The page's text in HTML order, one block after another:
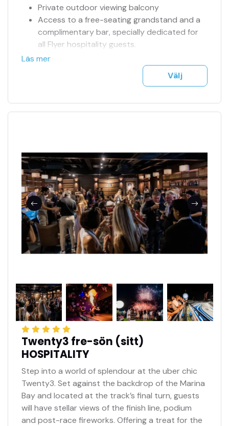
Private outdoor viewing balcony
Access to a free-seating grandstand and a
complimentary bar, specially dedicated for
all Flyer hospitality guests.
Dedicated restrooms
Fully air-conditioned suite at the final turn
and Pit Entry lane (drivers’ left)
Dedicated Suite Ambassador to look after
and soft drinks
Sittplats fredag-söndag
Sittplatser tillsammans
TV-skärm nära/framför
Officiell biljettagent
Tillgång till jour 24h
Se fler bilder i bildspel
F1 biljetter mejlas till dig på ett säkert sätt
Träning, kval & tävling ingår
Läs mer
Välj
Twenty3 fre-sön (sitt)
HOSPITALITY
Step into a world of splendour at the uber chic
Twenty3. Set against the backdrop of the Marina
Bay and located at the track’s final turn, guests
will have stellar views of the finish line, podium
and post-race fireworks. Offering a treat for the